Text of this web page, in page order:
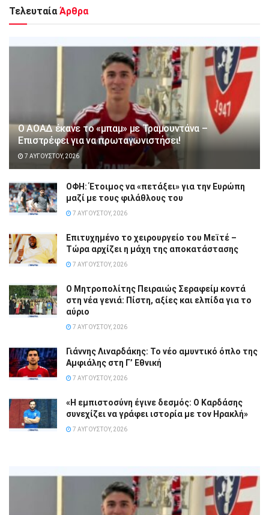
Τελευταία Άρθρα
Ο ΑΟΑΔ έκανε το «μπαμ» με Τραμουντάνα –
Επιστρέφει για να πρωταγωνιστήσει!
7 ΑΥΓΟΎΣΤΟΥ, 2026
ΟΦΗ: Έτοιμος να «πετάξει» για την Ευρώπη
μαζί με τους φιλάθλους του
7 ΑΥΓΟΎΣΤΟΥ, 2026
Επιτυχημένο το χειρουργείο του Μεϊτέ –
Τώρα αρχίζει η μάχη της αποκατάστασης
7 ΑΥΓΟΎΣΤΟΥ, 2026
Ο Μητροπολίτης Πειραιώς Σεραφείμ κοντά
στη νέα γενιά: Πίστη, αξίες και ελπίδα για το
αύριο
7 ΑΥΓΟΎΣΤΟΥ, 2026
Γιάννης Λιναρδάκης: Το νέο αμυντικό όπλο της
Αμφιάλης στη Γ’ Εθνική
7 ΑΥΓΟΎΣΤΟΥ, 2026
«Η εμπιστοσύνη έγινε δεσμός: Ο Καρδάσης
συνεχίζει να γράφει ιστορία με τον Ηρακλή»
7 ΑΥΓΟΎΣΤΟΥ, 2026